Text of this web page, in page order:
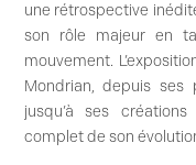
une rétrospective
son rôle majeur en
mouvement.
Mondrian, depuis ses
jusqu’à ses
complet de son